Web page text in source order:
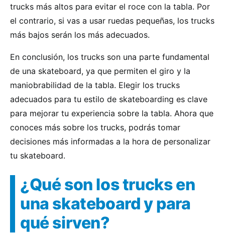
trucks más altos para evitar el roce con la tabla. Por
el contrario, si vas a usar ruedas pequeñas, los trucks
más bajos serán los más adecuados.
En conclusión, los trucks son una parte fundamental
de una skateboard, ya que permiten el giro y la
maniobrabilidad de la tabla. Elegir los trucks
adecuados para tu estilo de skateboarding es clave
para mejorar tu experiencia sobre la tabla. Ahora que
conoces más sobre los trucks, podrás tomar
decisiones más informadas a la hora de personalizar
tu skateboard.
¿Qué son los trucks en
una skateboard y para
qué sirven?